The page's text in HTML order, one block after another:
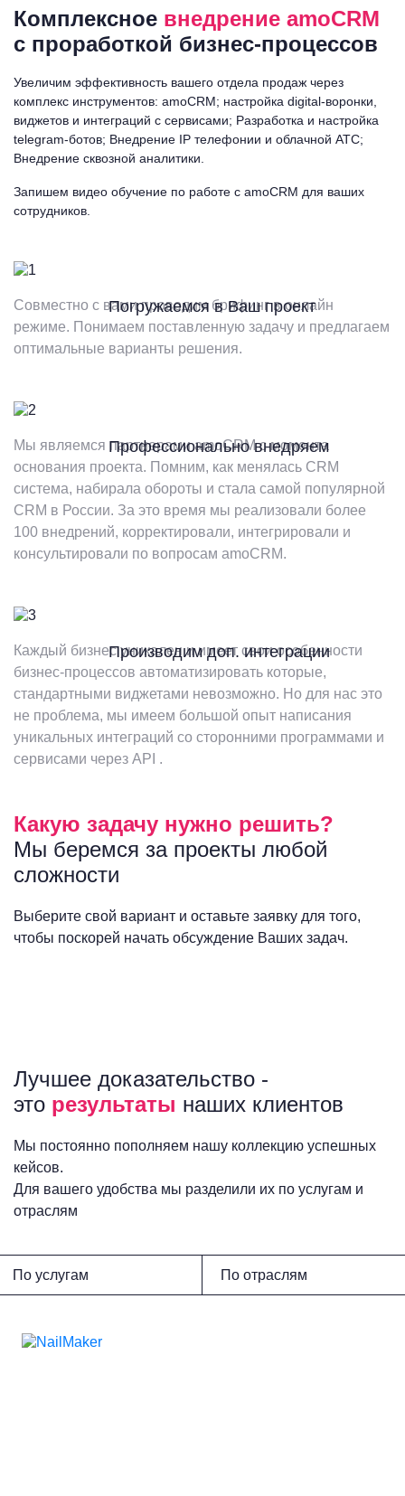
Комплексное внедрение amoCRM
с проработкой бизнес-процессов
Увеличим эффективность вашего отдела продаж через
комплекс инструментов: amoCRM; настройка digital-воронки,
виджетов и интеграций с сервисами; Разработка и настройка
telegram-ботов; Внедрение IP телефонии и облачной АТС;
Внедрение сквозной аналитики.
Запишем видео обучение по работе с amoCRM для ваших
сотрудников.
Погружаемся в Ваш проект
Совместно с вами проводим брифинг в онлайн
режиме. Понимаем поставленную задачу и предлагаем
оптимальные варианты решения.
Профессионально внедряем
Мы являемся партнерами amoCRM с момента
основания проекта. Помним, как менялась CRM
система, набирала обороты и стала самой популярной
CRM в России. За это время мы реализовали более
100 внедрений, корректировали, интегрировали и
консультировали по вопросам amoCRM.
Производим доп. интеграции
Каждый бизнес уникален и имеет свои особенности
бизнес-процессов автоматизировать которые,
стандартными виджетами невозможно. Но для нас это
не проблема, мы имеем большой опыт написания
уникальных интеграций со сторонними программами и
сервисами через API .
Какую задачу нужно решить?
Мы беремся за проекты любой
сложности
Выберите свой вариант и оставьте заявку для того,
чтобы поскорей начать обсуждение Ваших задач.
Лучшее доказательство -
это результаты наших клиентов
Мы постоянно пополняем нашу коллекцию успешных
кейсов.
Для вашего удобства мы разделили их по услугам и
отраслям
По услугам По отраслям